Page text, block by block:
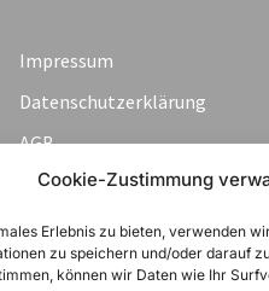
Cookie-Zustimmung
Erlebnis zu bieten, verwenden
zu speichern und/oder darauf
können wir Daten wie Ihr
Impressum
Datenschutzerklärung
AGB
Widerruf
Zahlungsarten
Cookie-Richtlinie (EU)